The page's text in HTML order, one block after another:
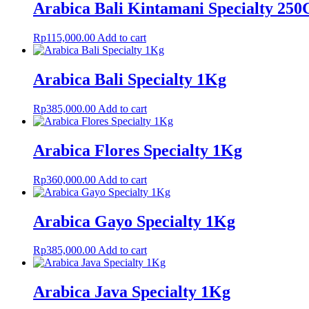
Arabica Bali Kintamani Specialty
Rp115,000.00 Add to cart
Arabica Bali Specialty 1Kg
Rp385,000.00 Add to cart
Arabica Flores Specialty 1Kg
Rp360,000.00 Add to cart
Arabica Gayo Specialty 1Kg
Rp385,000.00Add to cart
Arabica Java Specialty 1Kg